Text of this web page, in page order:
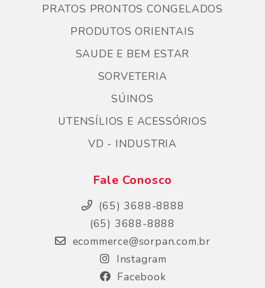
PRATOS PRONTOS CONGELADOS
PRODUTOS ORIENTAIS
SAUDE E BEM ESTAR
SORVETERIA
SÚINOS
UTENSÍLIOS E ACESSÓRIOS
VD - INDUSTRIA
Fale Conosco
(65) 3688-8888
(65) 3688-8888
ecommerce@sorpan.com.br
Instagram
Facebook